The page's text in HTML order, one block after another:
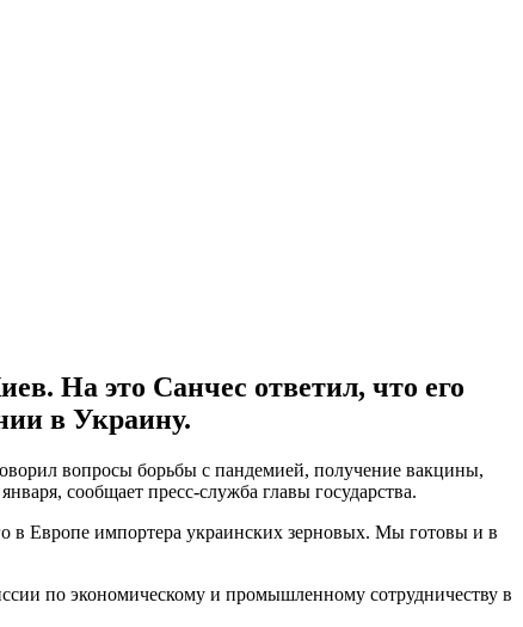
На это Санчес ответил, что его
в Украину.
вопросы борьбы с пандемией, получение вакцины,
сообщает пресс-служба главы государства.
в Европе импортера украинских зерновых. Мы готовы и в
по экономическому и промышленному сотрудничеству в